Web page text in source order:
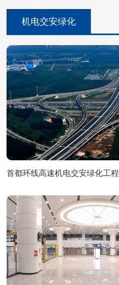
机电交安绿化
首都环线高速机电交安绿化工程